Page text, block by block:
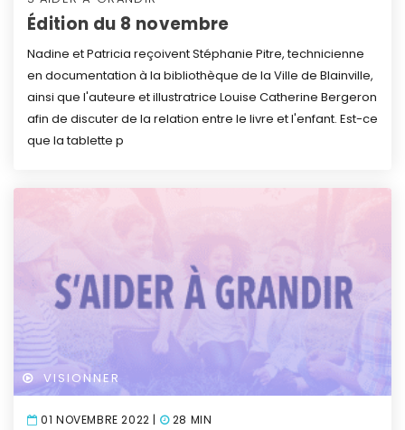
Édition du 8 novembre
Nadine et Patricia reçoivent Stéphanie Pitre, technicienne
en documentation à la bibliothèque de la Ville de Blainville,
ainsi que l'auteure et illustratrice Louise Catherine Bergeron
afin de discuter de la relation entre le livre et l'enfant. Est-ce
que la tablette p
VISIONNER
01 NOVEMBRE 2022 | 28 MIN